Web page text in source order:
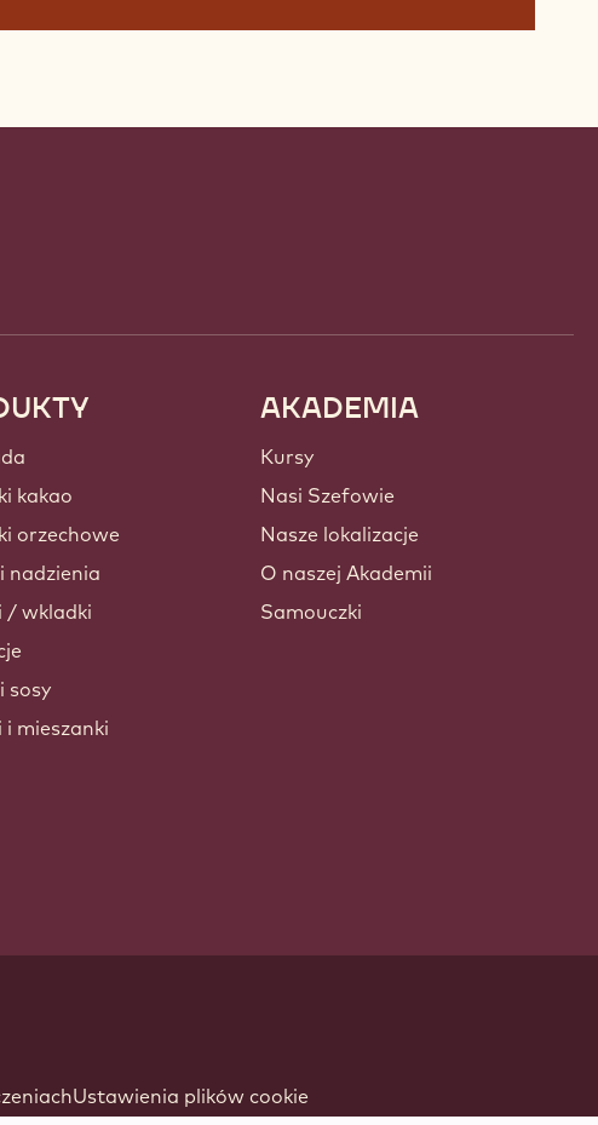
kakao
orzechowe
nadzienia
/ wkladki
sosy
mieszanki
AKADEMIA
Kursy
Nasi Szefowie
Nasze lokalizacje
O naszej Akademii
Samouczki
Ustawienia plików cookie